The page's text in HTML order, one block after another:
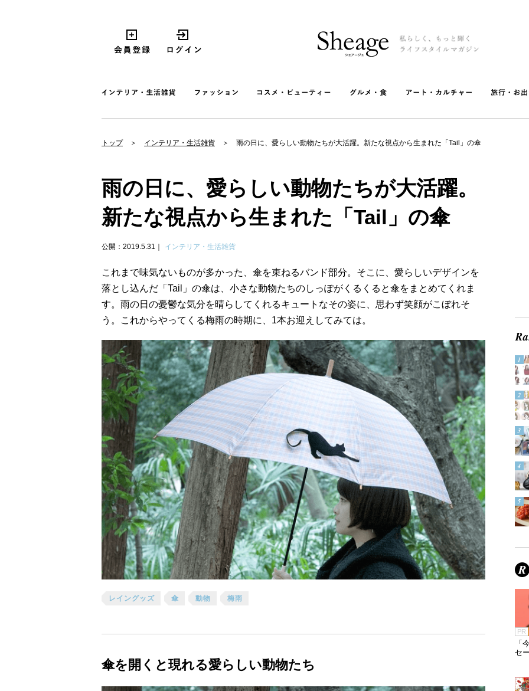
トップ インテリア・生活雑貨 雨の日に、愛らしい動物たちが大活躍。新たな視点から生まれた「Tail」の傘
雨の日に、愛らしい動物たちが大活躍。
新たな視点から生まれた「Tail」の傘
公開：2019.5.31 インテリア・生活雑貨
これまで味気ないものが多かった、傘を束ねるバンド部分。そこに、愛らしいデザインを
落とし込んだ「Tail」の傘は、小さな動物たちのしっぽがくるくると傘をまとめてくれま
す。雨の日の憂鬱な気分を晴らしてくれるキュートなその姿に、思わず笑顔がこぼれそ
う。これからやってくる梅雨の時期に、1本お迎えしてみては。
レイングッズ 傘 動物 梅雨
傘を開くと現れる愛らしい動物たち
PR
「
セ